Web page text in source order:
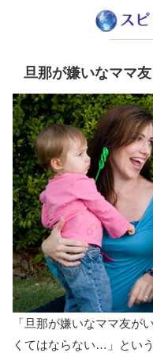
旦那が嫌いなママ
「旦那が嫌いなママ友が
くてはならない…」とい